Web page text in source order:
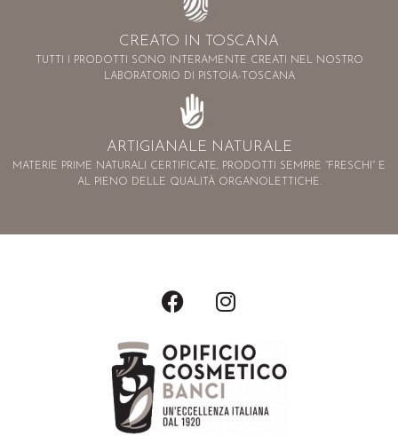
CREATO IN TOSCANA
TUTTI I PRODOTTI SONO INTERAMENTE CREATI NEL NOSTRO
LABORATORIO DI PISTOIA-TOSCANA
ARTIGIANALE NATURALE
MATERIE PRIME NATURALI CERTIFICATE, PRODOTTI SEMPRE “FRESCHI” E
AL PIENO DELLE QUALITÀ ORGANOLETTICHE.